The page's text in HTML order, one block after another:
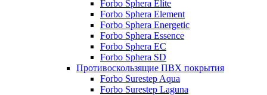
Forbo Sphera Elite
Forbo Sphera Element
Forbo Sphera Energetic
Forbo Sphera Essence
Forbo Sphera EC
Forbo Sphera SD
Противоскользящие ПВХ покрытия
Forbo Surestep Aqua
Forbo Surestep Laguna